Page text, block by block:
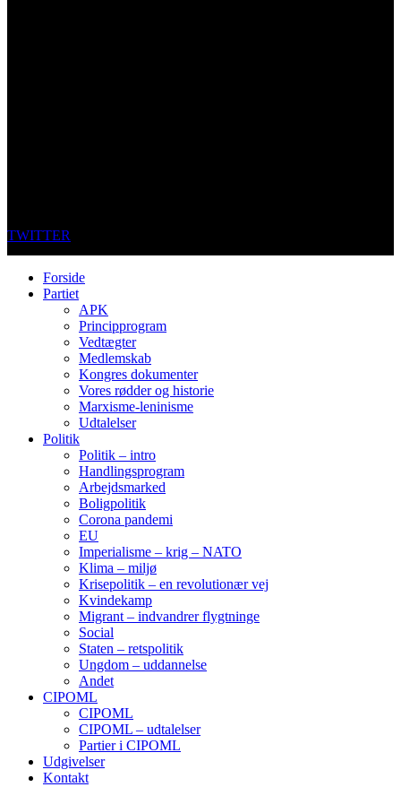
TWITTER
Forside
Partiet
APK
Principprogram
Vedtægter
Medlemskab
Kongres dokumenter
Vores rødder og historie
Marxisme-leninisme
Udtalelser
Politik
Politik – intro
Handlingsprogram
Arbejdsmarked
Boligpolitik
Corona pandemi
EU
Imperialisme – krig – NATO
Klima – miljø
Krisepolitik – en revolutionær vej
Kvindekamp
Migrant – indvandrer flygtninge
Social
Staten – retspolitik
Ungdom – uddannelse
Andet
CIPOML
CIPOML
CIPOML – udtalelser
Partier i CIPOML
Udgivelser
Kontakt